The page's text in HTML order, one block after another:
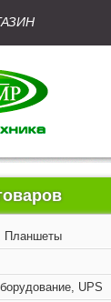
Планшеты
UPS